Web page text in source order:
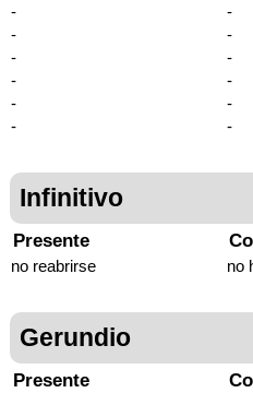
-
-
-
-
-
-
-
-
-
-
-
-
Infinitivo
Presente
no reabrirse no
Gerundio
Presente